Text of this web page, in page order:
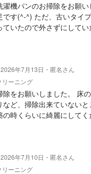
濯機パンのお掃除をお願
です(^-^) ただ、古いタイ
ていたので外さずにして
前に来てくれた業者さん
とのことでした。 お掃
に洗濯機パンは洗濯機を
ました！ それで追加料
！ 次回もまたお願いした
2026年7月13日・匿名さん
リーニング
除をお願いしました。 床
など、掃除出来ていない
の時くらいに綺麗にして
ナイネェ」と言われてい
2026年7月10日・匿名さん
リーニング